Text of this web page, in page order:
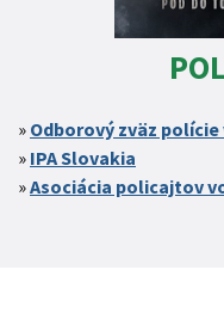
Odborový zväz polície
IPA Slovakia
Asociácia policajtov